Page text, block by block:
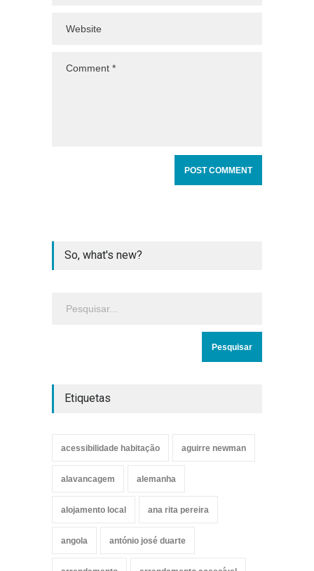
So, what's new?
Etiquetas
acessibilidade habitação aguirre newman
alavancagem alemanha
alojamento local ana rita pereira
angola antónio josé duarte